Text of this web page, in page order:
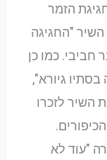
הזמר
"החגיגה
חביבי. כמו כן
גיורא",
השיר לזכרו
שירה "עוד לא